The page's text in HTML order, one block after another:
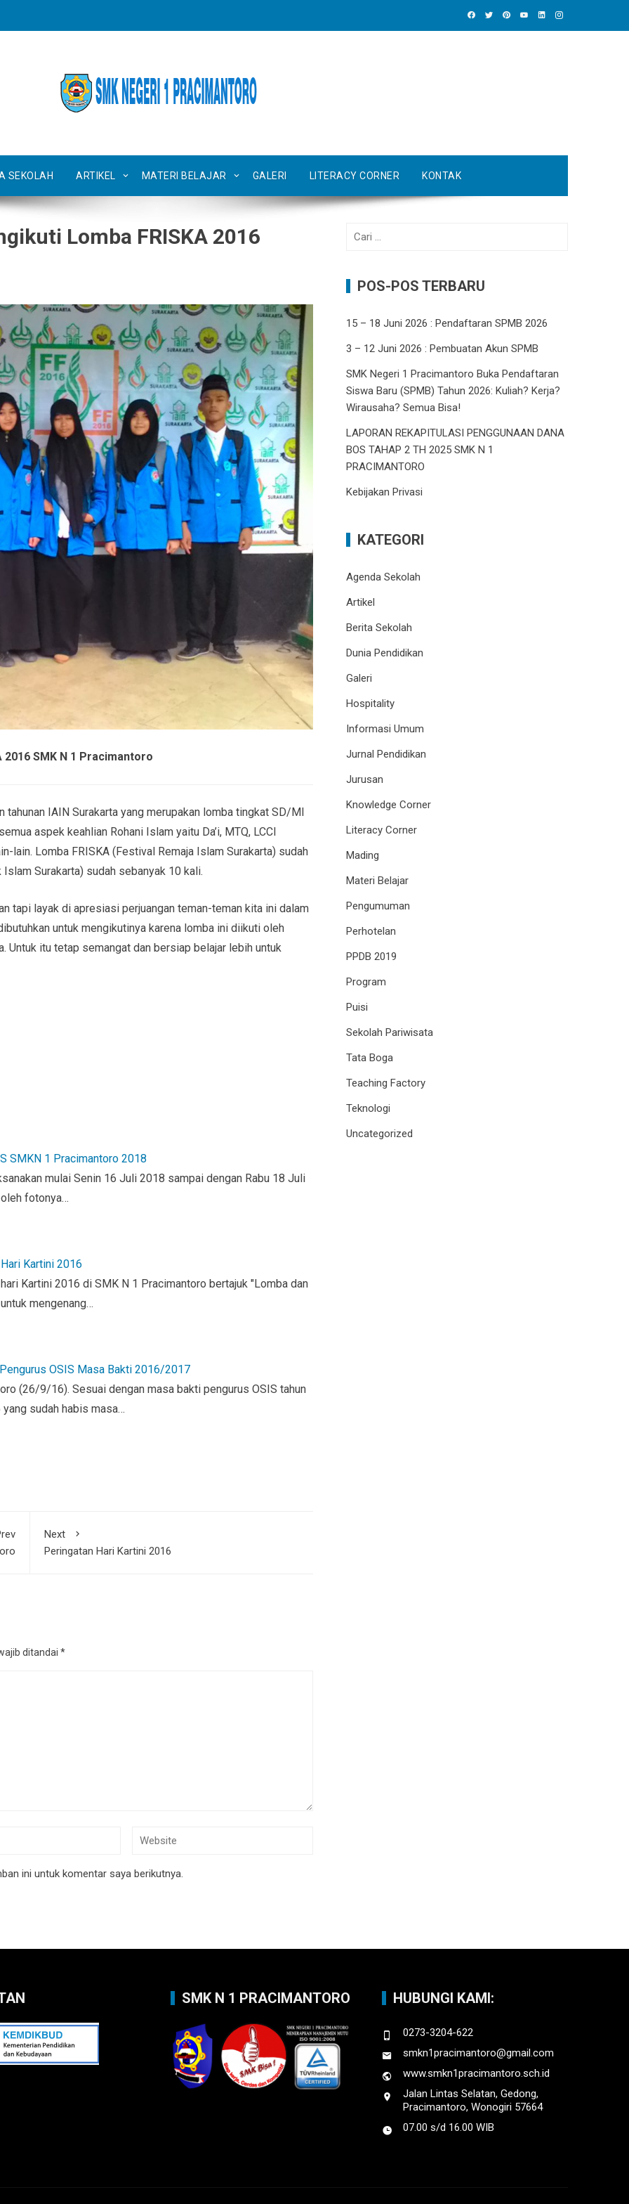
SEKOLAH ARTIKEL MATERI BELAJAR GALERI LITERACY CORNER KONTAK
Lomba FRISKA 2016
2016 SMK N 1 Pracimantoro
tahunan IAIN Surakarta yang merupakan lomba tingkat SD/MI
aspek keahlian Rohani Islam yaitu Da’i, MTQ, LCCI
lain. Lomba FRISKA (Festival Remaja Islam Surakarta) sudah
Surakarta) sudah sebanyak 10 kali.
tapi layak di apresiasi perjuangan teman-teman kita ini dalam
untuk mengikutinya karena lomba ini diikuti oleh
Untuk itu tetap semangat dan bersiap belajar lebih untuk
SMKN 1 Pracimantoro 2018
mulai Senin 16 Juli 2018 sampai dengan Rabu 18 Juli
fotonya…
Kartini 2016
Kartini 2016 di SMK N 1 Pracimantoro bertajuk "Lomba dan
mengenang…
OSIS Masa Bakti 2016/2017
(26/9/16). Sesuai dengan masa bakti pengurus OSIS tahun
sudah habis masa…
Next
Peringatan Hari Kartini 2016
ditandai *
ini untuk komentar saya berikutnya.
Cari
POS-POS TERBARU
15 – 18 Juni 2026 : Pendaftaran SPMB 2026
3 – 12 Juni 2026 : Pembuatan Akun SPMB
SMK Negeri 1 Pracimantoro Buka Pendaftaran
Siswa Baru (SPMB) Tahun 2026: Kuliah? Kerja?
Wirausaha? Semua Bisa!
LAPORAN REKAPITULASI PENGGUNAAN DANA
BOS TAHAP 2 TH 2025 SMK N 1
PRACIMANTORO
Kebijakan Privasi
KATEGORI
Agenda Sekolah
Artikel
Berita Sekolah
Dunia Pendidikan
Galeri
Hospitality
Informasi Umum
Jurnal Pendidikan
Jurusan
Knowledge Corner
Literacy Corner
Mading
Materi Belajar
Pengumuman
Perhotelan
PPDB 2019
Program
Puisi
Sekolah Pariwisata
Tata Boga
Teaching Factory
Teknologi
Uncategorized
SMK N 1 PRACIMANTORO HUBUNGI KAMI:
0273-3204-622
smkn1pracimantoro@gmail.com
www.smkn1pracimantoro.sch.id
Jalan Lintas Selatan, Gedong,
Pracimantoro, Wonogiri 57664
07.00 s/d 16.00 WIB